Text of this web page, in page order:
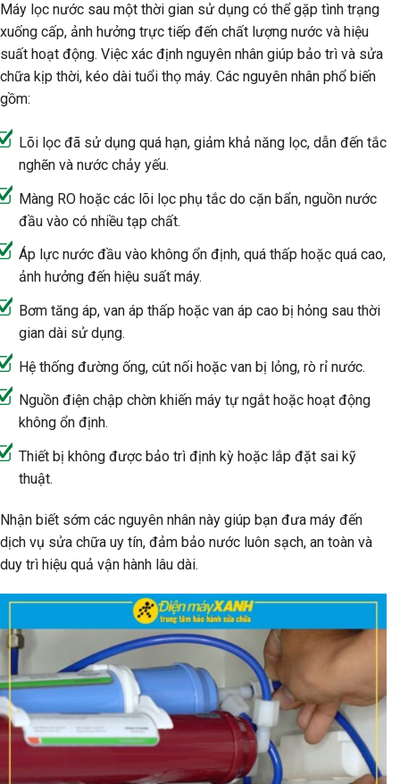
Máy lọc nước sau một thời gian sử dụng có thể gặp tình trạng
xuống cấp, ảnh hưởng trực tiếp đến chất lượng nước và hiệu
suất hoạt động. Việc xác định nguyên nhân giúp bảo trì và sửa
chữa kịp thời, kéo dài tuổi thọ máy. Các nguyên nhân phổ biến
gồm:
Lõi lọc đã sử dụng quá hạn, giảm khả năng lọc, dẫn đến tắc
nghẽn và nước chảy yếu.
Màng RO hoặc các lõi lọc phụ tắc do cặn bẩn, nguồn nước
đầu vào có nhiều tạp chất.
Áp lực nước đầu vào không ổn định, quá thấp hoặc quá cao,
ảnh hưởng đến hiệu suất máy.
Bơm tăng áp, van áp thấp hoặc van áp cao bị hỏng sau thời
gian dài sử dụng.
Hệ thống đường ống, cút nối hoặc van bị lỏng, rò rỉ nước.
Nguồn điện chập chờn khiến máy tự ngắt hoặc hoạt động
không ổn định.
Thiết bị không được bảo trì định kỳ hoặc lắp đặt sai kỹ
thuật.
Nhận biết sớm các nguyên nhân này giúp bạn đưa máy đến
dịch vụ sửa chữa uy tín, đảm bảo nước luôn sạch, an toàn và
duy trì hiệu quả vận hành lâu dài.